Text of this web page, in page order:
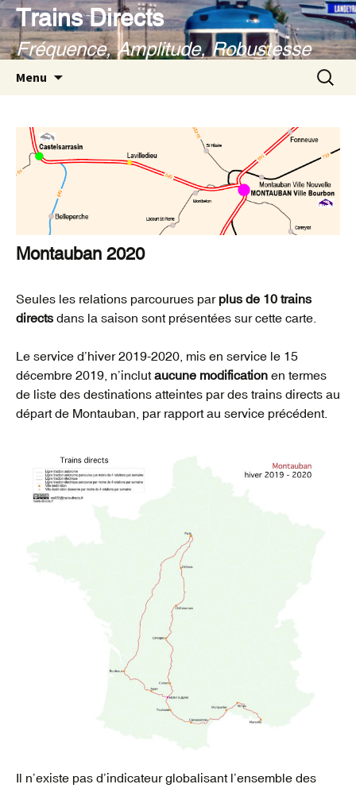
Aller
au
contenu
Trains Directs
Fréquence, Amplitude, Robustesse
Menu
Montauban 2020
Seules les relations parcourues par plus de 10 trains
directs dans la saison sont présentées sur cette carte.
Le service d’hiver 2019-2020, mis en service le 15
décembre 2019, n’inclutaucune modification en termes
de liste des destinations atteintes par des trains directs au
départ de Montauban, par rapport au service précédent.
Il n’existe pas d’indicateur globalisant l’ensemble des